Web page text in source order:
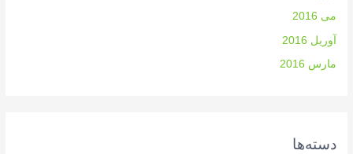
می 2016
آوریل 2016
مارس 2016
دسته‌ها